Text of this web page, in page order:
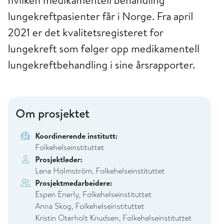
lungekreftpasienter får i Norge. Fra april
2021 er det kvalitetsregisteret for
lungekreft som følger opp medikamentell
lungekreftbehandling i sine årsrapporter.
Om prosjektet
Koordinerende institutt:
Folkehelseinstituttet
Prosjektleder:
Lena Holmström, Folkehelseinstituttet
Prosjektmedarbeidere:
Espen Enerly, Folkehelseinstituttet
Anna Skog, Folkehelseinstituttet
Kristin Oterholt Knudsen, Folkehelseinstituttet